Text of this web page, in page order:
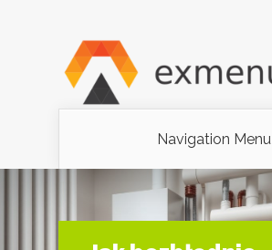
Navigation Menu